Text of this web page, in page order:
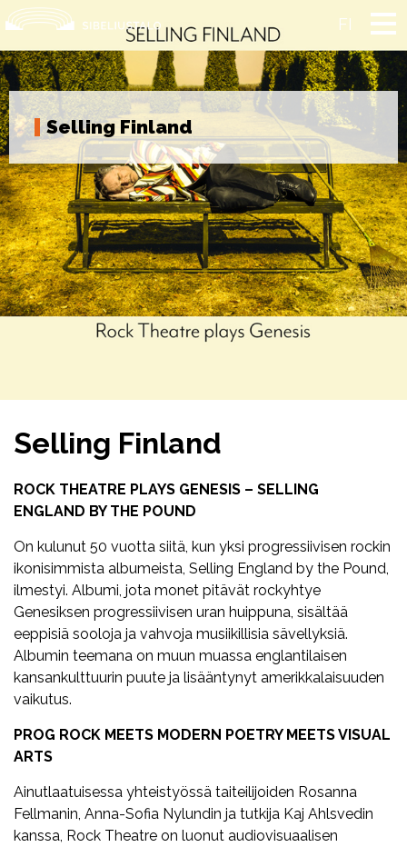
Skip
to
FI
Selling Finland
Selling Finland
ROCK THEATRE PLAYS GENESIS – SELLING
ENGLAND BY THE POUND
On kulunut 50 vuotta siitä, kun yksi progressiivisen rockin
ikonisimmista albumeista, Selling England by the Pound,
ilmestyi. Albumi, jota monet pitävät rockyhtye
Genesiksen progressiivisen uran huippuna, sisältää
eeppisiä sooloja ja vahvoja musiikillisia sävellyksiä.
Albumin teemana on muun muassa englantilaisen
kansankulttuurin puute ja lisääntynyt amerikkalaisuuden
vaikutus.
PROG ROCK MEETS MODERN POETRY MEETS VISUAL
ARTS
Ainutlaatuisessa yhteistyössä taiteilijoiden Rosanna
Fellmanin, Anna-Sofia Nylundin ja tutkija Kaj Ahlsvedin
kanssa, Rock Theatre on luonut audiovisuaalisen